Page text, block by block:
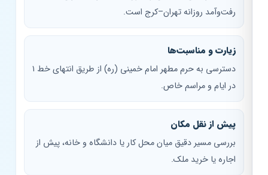
رفت‌وآمد روزانه تهران–کرج است.
زیارت و مناسبت‌ها
دسترسی به حرم مطهر امام خمینی (ره) از طریق انتهای خط ۱
در ایام و مراسم خاص.
پیش از نقل مکان
بررسی مسیر دقیق میان محل کار یا دانشگاه و خانه، پیش از
اجاره یا خرید ملک.